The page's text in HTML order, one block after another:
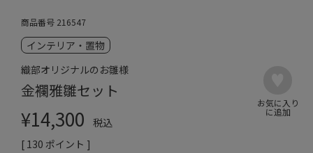
商品番号 216547
インテリア・置物
織部オリジナルのお雛様
金襴雅雛セット
¥14,300
税込
[ 130 ポイント ]